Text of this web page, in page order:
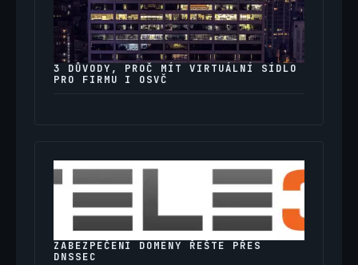
3 DŮVODY, PROČ MÍT VIRTUÁLNÍ SÍDLO
PRO FIRMU I OSVČ
ZABEZPEČENÍ DOMÉNY ŘEŠTE PŘES
DNSSEC